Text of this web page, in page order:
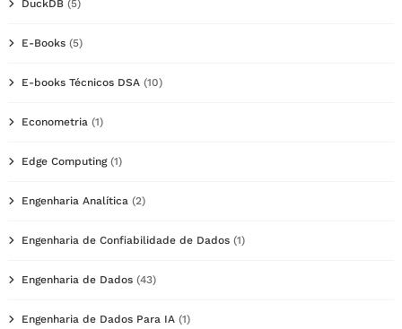
DuckDB (5)
E-Books (5)
E-books Técnicos DSA (10)
Econometria (1)
Edge Computing(1)
Engenharia Analítica (2)
Engenharia de Confiabilidade de Dados (1)
Engenharia de Dados (43)
Engenharia de Dados Para IA (1)